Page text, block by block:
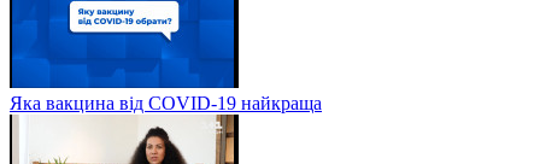
Яка вакцина від СOVID-19 найкраща